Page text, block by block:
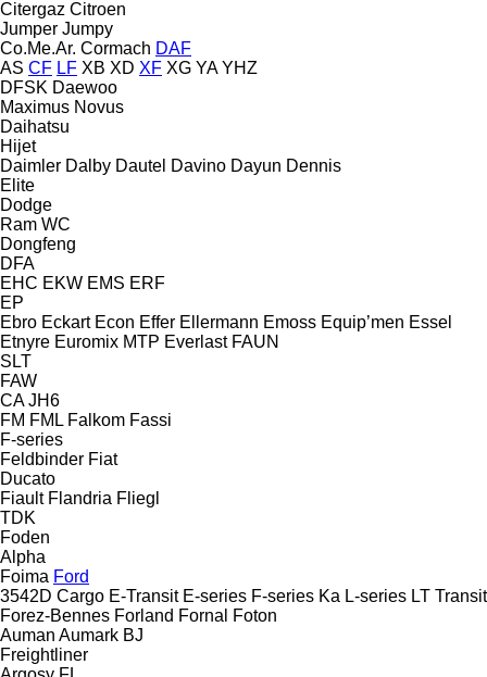
Citergaz Citroen
Jumper Jumpy
Co.Me.Ar. Cormach DAF
AS CF LF XB XD XF XG YA YHZ
DFSK Daewoo
Maximus Novus
Daihatsu
Hijet
Daimler Dalby Dautel Davino Dayun Dennis
Elite
Dodge
Ram WC
Dongfeng
DFA
EHC EKW EMS ERF
EP
Ebro Eckart Econ Effer Ellermann Emoss Equip’men Essel
Etnyre Euromix MTP Everlast FAUN
SLT
FAW
CA JH6
FM FML Falkom Fassi
F-series
Feldbinder Fiat
Ducato
Fiault Flandria Fliegl
TDK
Foden
Alpha
Foima Ford
3542D Cargo E-Transit E-series F-series Ka L-series LT Transit
Forez-Bennes Forland Fornal
Foton
Auman Aumark BJ
Freightliner